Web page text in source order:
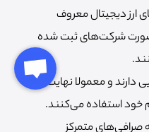
ارز دیجیتال معروف
شرکت‌های ثبت شده
دارند و معمولا نهایت
خود استفاده می‌کنند.
صرافی‌های متمرکز